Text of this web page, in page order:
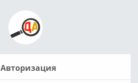
Авторизация